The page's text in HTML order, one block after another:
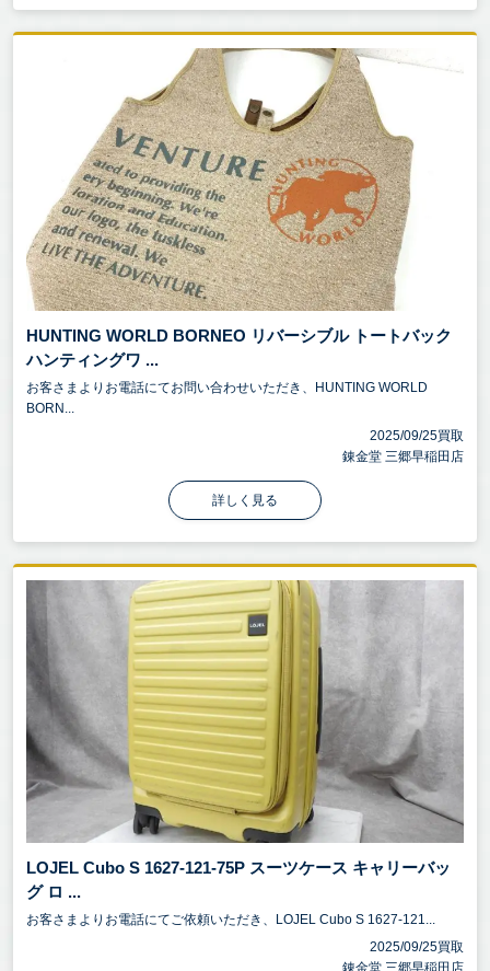
HUNTING WORLD BORNEO リバーシブル トートバック
ハンティングワ ...
お客さまよりお電話にてお問い合わせいただき、HUNTING WORLD
BORN...
2025/09/25買取
錬金堂 三郷早稲田店
詳しく見る
LOJEL Cubo S 1627-121-75P スーツケース キャリーバッ
グ ロ ...
お客さまよりお電話にてご依頼いただき、LOJEL Cubo S 1627-121...
2025/09/25買取
錬金堂 三郷早稲田店